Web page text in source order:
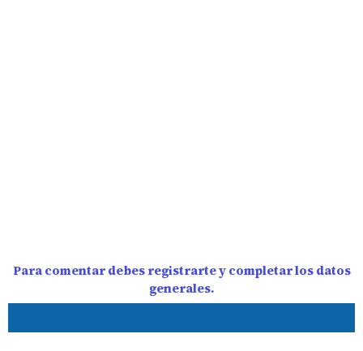
Para comentar debes registrarte y completar los datos
generales.